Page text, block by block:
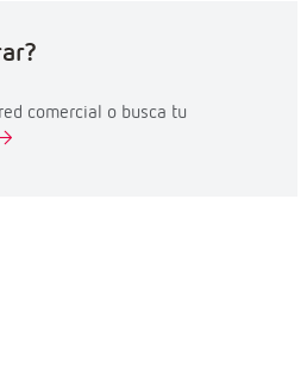
comercial o busca tu